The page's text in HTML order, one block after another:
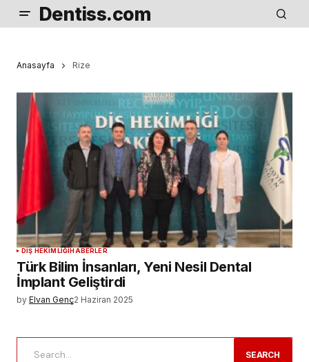
Dentiss.com
Anasayfa Rize
DIŞ HEKIMLIĞIHABERLER
Türk Bilim İnsanları, Yeni Nesil Dental
İmplant Geliştirdi
by Elvan Genç2 Haziran 2025
SEARCH